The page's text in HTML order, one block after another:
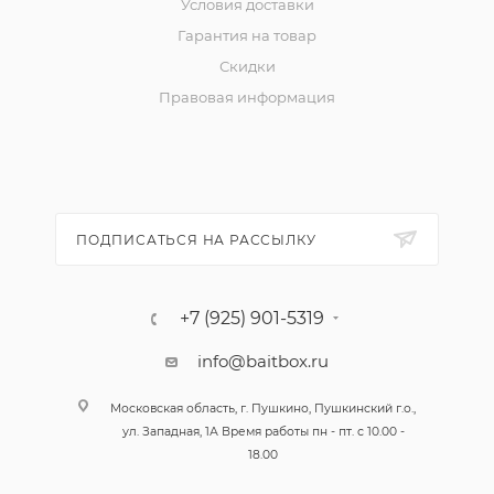
Условия доставки
Гарантия на товар
Скидки
Правовая информация
ПОДПИСАТЬСЯ НА РАССЫЛКУ
+7 (925) 901-5319
info@baitbox.ru
Московская область, г. Пушкино, Пушкинский г.о.,
ул. Западная, 1А Время работы пн - пт. с 10.00 -
18.00